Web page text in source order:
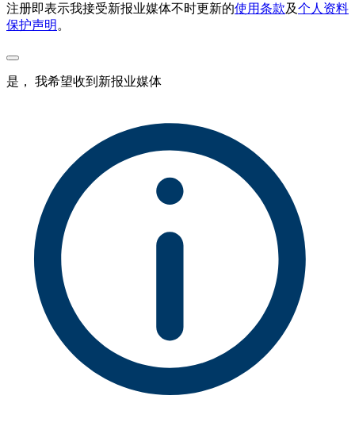
注册即表示我接受新报业媒体不时更新的使用条款及个人资料
保护声明 。
是， 我希望收到新报业媒体